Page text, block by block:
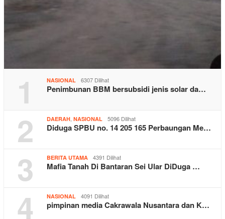
1 NASIONAL 6307 Dilihat
Penimbunan BBM bersubsidi jenis solar da…
2 DAERAH, NASIONAL 5096 Dilihat
Diduga SPBU no. 14 205 165 Perbaungan Me…
3 BERITA UTAMA 4391 Dilihat
Mafia Tanah Di Bantaran Sei Ular DiDuga …
4 NASIONAL 4091 Dilihat
pimpinan media Cakrawala Nusantara dan K…